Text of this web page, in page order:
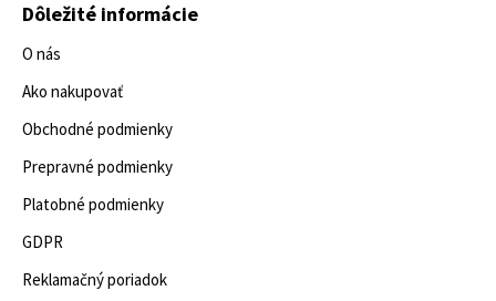
Dôležité informácie
O nás
Ako nakupovať
Obchodné podmienky
Prepravné podmienky
Platobné podmienky
GDPR
Reklamačný poriadok